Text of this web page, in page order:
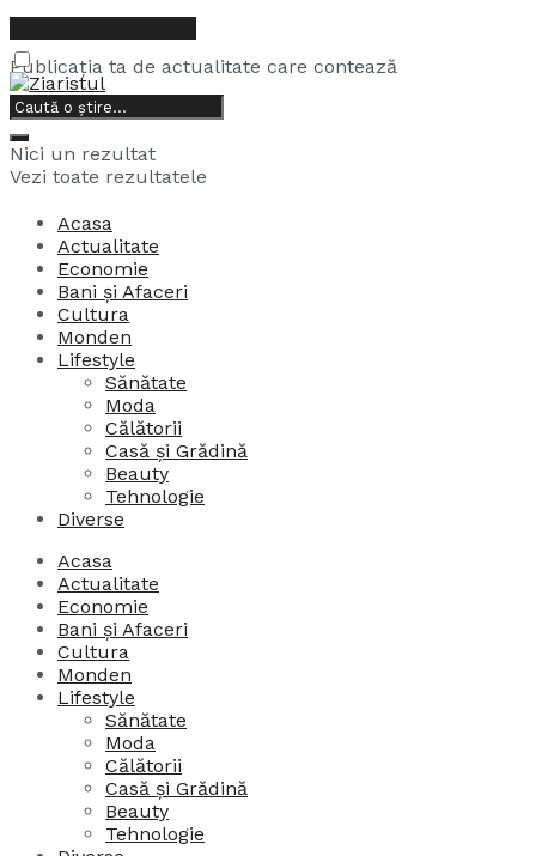
Publicația ta de actualitate care contează
6, august, 2026
Nici un rezultat
Vezi toate rezultatele
Acasa
Actualitate
Economie
Bani și Afaceri
Cultura
Monden
Lifestyle
Sănătate
Moda
Călătorii
Casă și Grădină
Beauty
Tehnologie
Diverse
Acasa
Actualitate
Economie
Bani și Afaceri
Cultura
Monden
Lifestyle
Sănătate
Moda
Călătorii
Casă și Grădină
Beauty
Tehnologie